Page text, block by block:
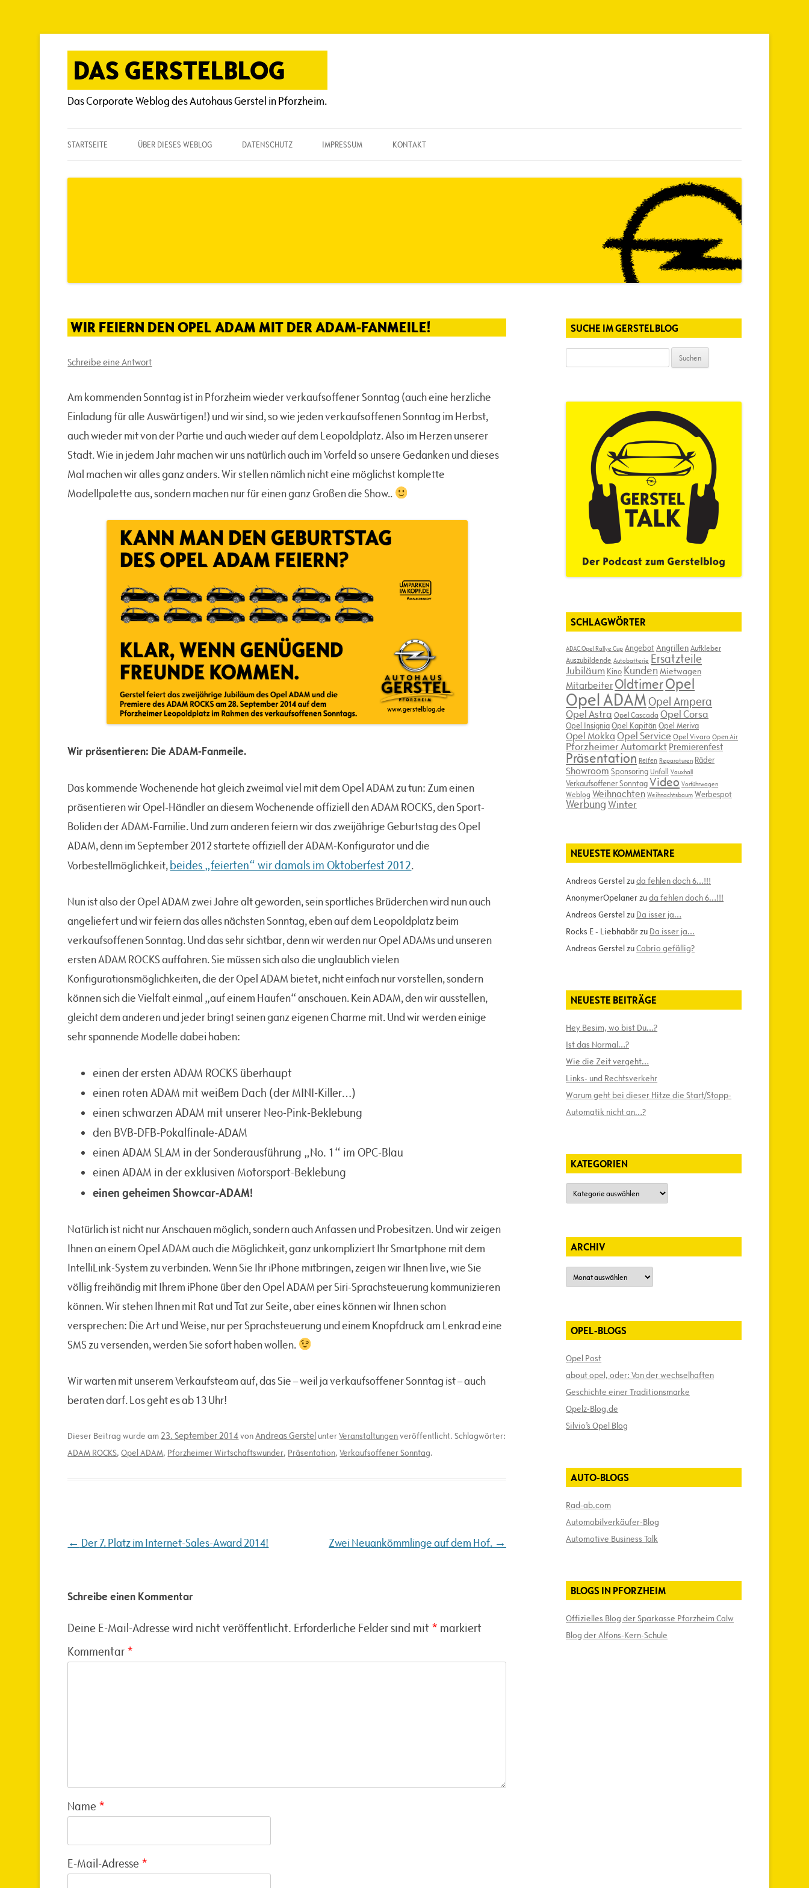
Zum
Inhalt
DAS GERSTELBLOG
Das Corporate Weblog des Autohaus Gerstel in Pforzheim.
STARTSEITE ÜBER DIESES WEBLOG DATENSCHUTZ IMPRESSUM KONTAKT
WIR FEIERN DEN OPEL ADAM MIT DER ADAM-FANMEILE!
Schreibe eine Antwort
Am kommenden Sonntag ist in Pforzheim wieder verkaufsoffener Sonntag (auch eine herzliche
Einladung für alle Auswärtigen!) und wir sind, so wie jeden verkaufsoffenen Sonntag im Herbst,
auch wieder mit von der Partie und auch wieder auf dem Leopoldplatz. Also im Herzen unserer
Stadt. Wie in jedem Jahr machen wir uns natürlich auch im Vorfeld so unsere Gedanken und dieses
Mal machen wir alles ganz anders. Wir stellen nämlich nicht eine möglichst komplette
Modellpalette aus, sondern machen nur für einen ganz Großen die Show..
Wir präsentieren: Die ADAM-Fanmeile.
Das kommende Wochenende hat gleich zweimal viel mit dem Opel ADAM zu tun: Zum einen
präsentieren wir Opel-Händler an diesem Wochenende offiziell den ADAM ROCKS, den Sport-
Boliden der ADAM-Familie. Und zum anderen feiern wir das zweijährige Geburtstag des Opel
ADAM, denn im September 2012 startete offiziell der ADAM-Konfigurator und die
Vorbestellmöglichkeit,beides „feierten“ wir damals im Oktoberfest 2012.
Nun ist also der Opel ADAM zwei Jahre alt geworden, sein sportliches Brüderchen wird nun auch
angeliefert und wir feiern das alles nächsten Sonntag, eben auf dem Leopoldplatz beim
verkaufsoffenen Sonntag. Und das sehr sichtbar, denn wir werden nur Opel ADAMs und unseren
ersten ADAM ROCKS auffahren. Sie müssen sich also die unglaublich vielen
Konfigurationsmöglichkeiten, die der Opel ADAM bietet, nicht einfach nur vorstellen, sondern
können sich die Vielfalt einmal „auf einem Haufen“ anschauen. Kein ADAM, den wir ausstellen,
gleicht dem anderen und jeder bringt seinen ganz eigenen Charme mit. Und wir werden einige
sehr spannende Modelle dabei haben:
einen der ersten ADAM ROCKS überhaupt
einen roten ADAM mit weißem Dach (der MINI-Killer…)
einen schwarzen ADAM mit unserer Neo-Pink-Beklebung
den BVB-DFB-Pokalfinale-ADAM
einen ADAM SLAM in der Sonderausführung „No. 1“ im OPC-Blau
einen ADAM in der exklusiven Motorsport-Beklebung
einen geheimen Showcar-ADAM!
Natürlich ist nicht nur Anschauen möglich, sondern auch Anfassen und Probesitzen. Und wir zeigen
Ihnen an einem Opel ADAM auch die Möglichkeit, ganz unkompliziert Ihr Smartphone mit dem
IntelliLink-System zu verbinden. Wenn Sie Ihr iPhone mitbringen, zeigen wir Ihnen live, wie Sie
völlig freihändig mit Ihrem iPhone über den Opel ADAM per Siri-Sprachsteuerung kommunizieren
können. Wir stehen Ihnen mit Rat und Tat zur Seite, aber eines können wir Ihnen schon
versprechen: Die Art und Weise, nur per Sprachsteuerung und einem Knopfdruck am Lenkrad eine
SMS zu versenden, werden Sie sofort haben wollen.
Wir warten mit unserem Verkaufsteam auf, das Sie – weil ja verkaufsoffener Sonntag ist – auch
beraten darf. Los geht es ab 13 Uhr!
Dieser Beitrag wurde am23. September 2014 vonAndreas Gerstel unterVeranstaltungenveröffentlicht. Schlagwörter:
ADAM ROCKS,Opel ADAM, Pforzheimer Wirtschaftswunder, Präsentation,Verkaufsoffener Sonntag.
Beitragsnavigation
← Der 7. Platz im Internet-Sales-Award 2014! Zwei Neuankömmlinge auf dem Hof. →
Schreibe einen Kommentar
Deine E-Mail-Adresse wird nicht veröffentlicht. Erforderliche Felder sind mit * markiert
Kommentar *
Name *
E-Mail-Adresse *
SUCHE IM GERSTELBLOG
nach:
SCHLAGWÖRTER
ADAC Opel Rallye Cup AngebotAngrillenAufkleber
Auszubildende Autobatterie Ersatzteile
Jubiläum Kino Kunden Mietwagen
Mitarbeiter OldtimerOpel
Opel ADAM Opel Ampera
Opel Astra Opel Cascada Opel Corsa
Opel InsigniaOpel Kapitän Opel Meriva
Opel Mokka Opel ServiceOpel Vivaro Open Air
Pforzheimer Automarkt Premierenfest
Präsentation Reifen Reparaturen Räder
Showroom Sponsoring Unfall Vauxhall
Verkaufsoffener SonntagVideo Vorführwagen
Weblog Weihnachten Weihnachtsbaum Werbespot
WerbungWinter
NEUESTE KOMMENTARE
Andreas Gerstelzuda fehlen doch 6…!!!
AnonymerOpelanerzuda fehlen doch 6…!!!
Andreas Gerstelzu Da isser ja…
Rocks E - Liebhabärzu Da isser ja…
Andreas GerstelzuCabrio gefällig?
NEUESTE BEITRÄGE
Hey Besim, wo bist Du…?
Ist das Normal…?
Wie die Zeit vergeht…
Links- und Rechtsverkehr
Warum geht bei dieser Hitze die Start/Stopp-
Automatik nicht an…?
KATEGORIEN
Kategorien
ARCHIV
Archiv
OPEL-BLOGS
Opel Post
about opel, oder: Von der wechselhaften
Geschichte einer Traditionsmarke
Opelz-Blog.de
Silvio’s Opel Blog
AUTO-BLOGS
Rad-ab.com
Automobilverkäufer-Blog
Automotive Business Talk
BLOGS IN PFORZHEIM
Offizielles Blog der Sparkasse Pforzheim Calw
Blog der Alfons-Kern-Schule